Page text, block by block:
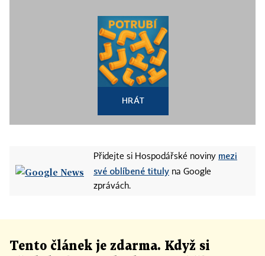
HRÁT
Přidejte si Hospodářské noviny mezi
své oblíbené tituly na Google
zprávách.
Tento článek je zdarma. Když si